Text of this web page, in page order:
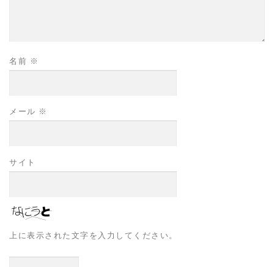
名前 ※
メール ※
サイト
上に表示された文字を入力してください。